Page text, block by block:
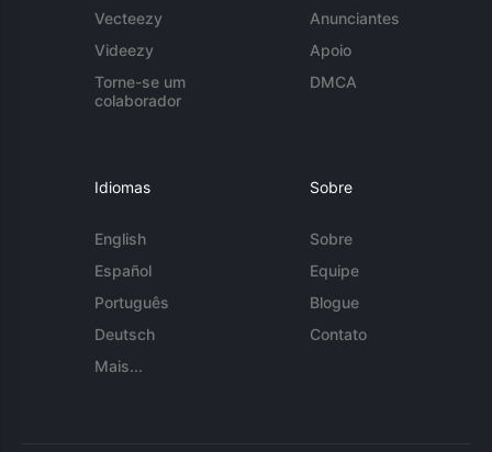
Vecteezy
Videezy
Torne-se um
colaborador
Anunciantes
Apoio
DMCA
Idiomas
English
Español
Português
Deutsch
Mais...
Sobre
Sobre
Equipe
Blogue
Contato